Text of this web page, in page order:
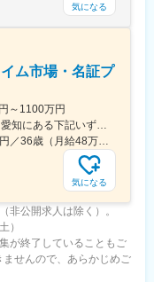
気になる
ム市場・名証プ
～1100万円
★U・Iターン歓迎★兵庫・香川・岐阜・愛知にある下記いずれかの事業所・神戸工場／兵庫県神戸市中央区・西神工場／兵庫県神戸市西区・西神戸工場／兵庫県神戸市西区・明石工場／兵庫県明石市・播磨工場／兵庫県加古郡・岐阜工場／岐阜県各務原市・名古屋第一工場／愛知県弥富市・名古屋第二工場／愛知県海部郡・坂出工場／香川県坂出市・神戸本社／兵庫県神戸市中央区・東京本社／東京都港区 など※受動喫煙対策実施
750万円／31歳（月給38万円） 960万円／36歳（月給48万円）
気になる
非公開求人は除く）。
）
が終了していることもご
せんので、あらかじめご